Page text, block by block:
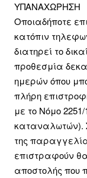
ΥΠΑΝΑΧΩΡΗΣΗ
Οποιαδήποτε
κατόπιν
διατηρεί το
προθεσμία
ημερών όπου
πλήρη
με το Νόμο
καταναλωτών).
της
επιστραφούν
αποστολής που